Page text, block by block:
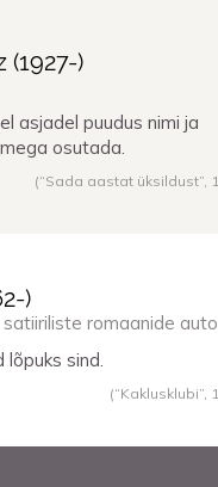
(1927-)
asjadel puudus nimi ja
osutada.
(“Sada aastat üksildust”,
-)
satiiriliste romaanide
sind.
(“Kaklusklubi”,